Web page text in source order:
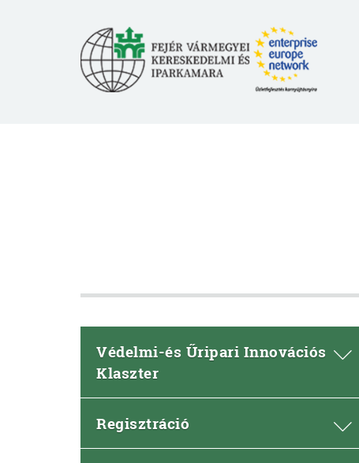
Védelmi-és Űripari Innovációs
Klaszter
Regisztráció